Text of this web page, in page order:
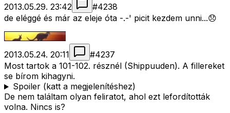
2013.05.29. 23:42 #4238
de eléggé és már az eleje óta -.-' picit kezdem unni...😞
2013.05.24. 20:11 #4237
Most tartok a 101-102. résznél (Shippuuden). A fillereket
se bírom kihagyni.
Spoiler (katt a megjelenítéshez)
De nem találtam olyan feliratot, ahol ezt lefordították
volna. Nincs is?